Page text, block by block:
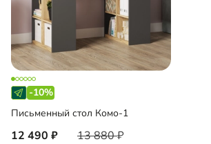
-10%
Письменный стол Комо-1
12 490 13 880